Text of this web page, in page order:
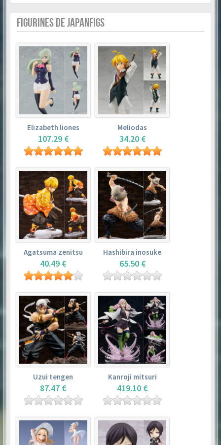
FIGURINES DE JAPANFIGS
Elizabeth liones
107.29 €
Meliodas
34.20 €
Agatsuma zenitsu
40.49 €
Hashibira inosuke
65.50 €
Uzui tengen
87.47 €
Kanroji mitsuri
419.10 €